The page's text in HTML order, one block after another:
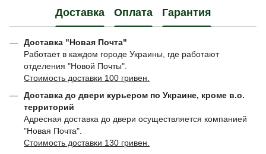
Доставка Оплата Гарантия
Доставка "Новая Почта"
Работает в каждом городе Украины, где работают
отделения "Новой Почты".
Стоимость доставки 100 гривен.
Доставка до двери курьером по Украине, кроме в.о.
территорий
Адресная доставка до двери осуществляется компанией
"Новая Почта".
Стоимость доставки 130 гривен.